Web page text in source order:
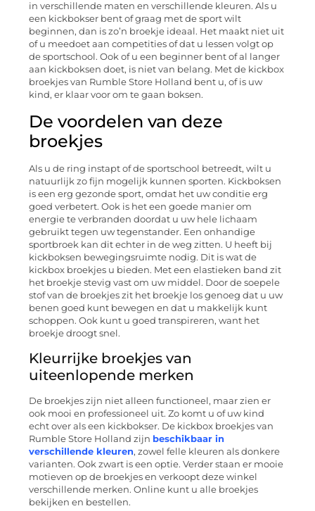
in verschillende maten en verschillende kleuren. Als u
een kickbokser bent of graag met de sport wilt
beginnen, dan is zo’n broekje ideaal. Het maakt niet uit
of u meedoet aan competities of dat u lessen volgt op
de sportschool. Ook of u een beginner bent of al langer
aan kickboksen doet, is niet van belang. Met de kickbox
broekjes van Rumble Store Holland bent u, of is uw
kind, er klaar voor om te gaan boksen.
De voordelen van deze
broekjes
Als u de ring instapt of de sportschool betreedt, wilt u
natuurlijk zo fijn mogelijk kunnen sporten. Kickboksen
is een erg gezonde sport, omdat het uw conditie erg
goed verbetert. Ook is het een goede manier om
energie te verbranden doordat u uw hele lichaam
gebruikt tegen uw tegenstander. Een onhandige
sportbroek kan dit echter in de weg zitten. U heeft bij
kickboksen bewegingsruimte nodig. Dit is wat de
kickbox broekjes u bieden. Met een elastieken band zit
het broekje stevig vast om uw middel. Door de soepele
stof van de broekjes zit het broekje los genoeg dat u uw
benen goed kunt bewegen en dat u makkelijk kunt
schoppen. Ook kunt u goed transpireren, want het
broekje droogt snel.
Kleurrijke broekjes van
uiteenlopende merken
De broekjes zijn niet alleen functioneel, maar zien er
ook mooi en professioneel uit. Zo komt u of uw kind
echt over als een kickbokser. De kickbox broekjes van
Rumble Store Holland zijn beschikbaar in
verschillende kleuren, zowel felle kleuren als donkere
varianten. Ook zwart is een optie. Verder staan er mooie
motieven op de broekjes en verkoopt deze winkel
verschillende merken. Online kunt u alle broekjes
bekijken en bestellen.